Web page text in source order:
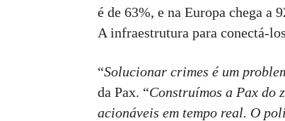
é de 63%, e na Europa chega a
A infraestrutura para conectá-
“Solucionar crimes é um
da Pax. “Construímos a Pax do
acionáveis ​​em tempo real. O